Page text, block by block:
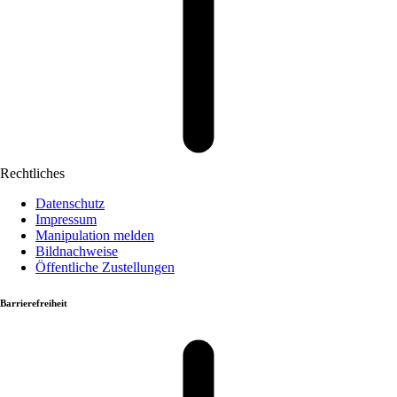
Rechtliches
Datenschutz
Impressum
Manipulation melden
Bildnachweise
Öffentliche Zustellungen
Barrierefreiheit